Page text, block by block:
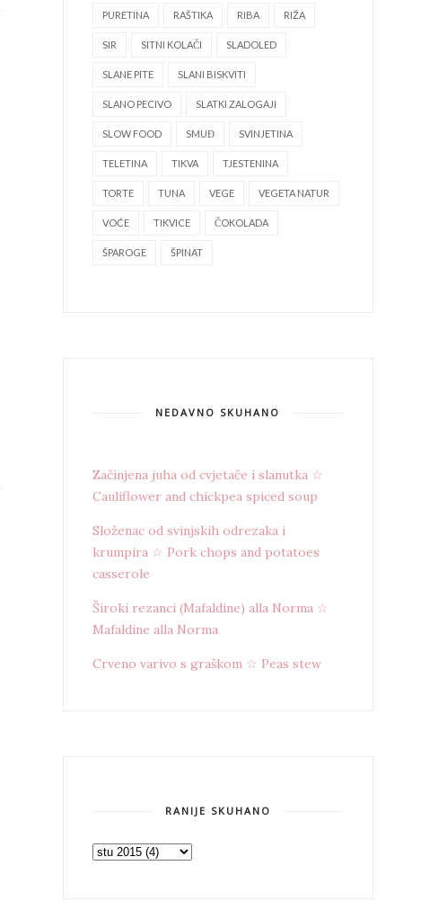
PURETINA RAŠTIKA RIBA RIŽA
SIR SITNI KOLAČI SLADOLED
SLANE PITE SLANI BISKVITI
SLANO PECIVO SLATKI ZALOGAJI
SLOW FOOD SMUĐ SVINJETINA
TELETINA TIKVA TJESTENINA
TORTE TUNA VEGE VEGETA NATUR
VOĆE TIKVICE ČOKOLADA
ŠPAROGE ŠPINAT
NEDAVNO SKUHANO
Začinjena juha od cvjetače i slanutka ☆
Cauliflower and chickpea spiced soup
Složenac od svinjskih odrezaka i
krumpira ☆ Pork chops and potatoes
casserole
Široki rezanci (Mafaldine) alla Norma ☆
Mafaldine alla Norma
Crveno varivo s graškom ☆ Peas stew
RANIJE SKUHANO